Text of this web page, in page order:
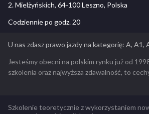
2. Mielżyńskich, 64-100 Leszno, Polska
Codziennie po godz. 20
U nas zdasz prawo jazdy na kategorię: A, A1,
Jesteśmy obecni na polskim rynku już od
szkolenia oraz najwyższa zdawalność, to
nam osiągnięcie czołowej pozycji w
podejście do każdego kursanta, znajdują
Szkolenie teoretycznie z wykorzystaniem